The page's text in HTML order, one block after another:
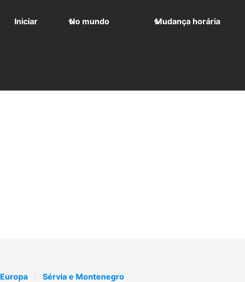
Iniciar No mundo Mudança horária
Europa Sérvia e Montenegro